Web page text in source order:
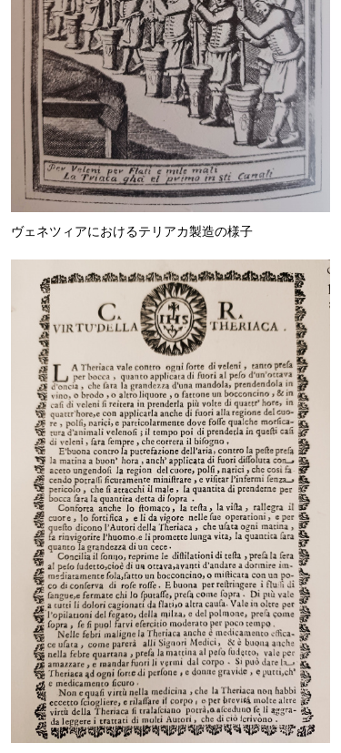
ヴェネツィアにおけるテリアカ製造の様子